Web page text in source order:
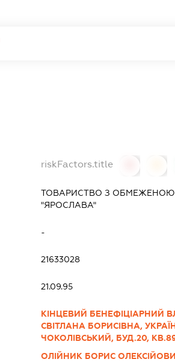
riskFactors.title
ТОВАРИСТВО З ОБМЕЖЕНОЮ
"ЯРОСЛАВА"
-
21633028
21.09.95
КІНЦЕВИЙ БЕНЕФІЦІАРНИЙ
СВІТЛАНА БОРИСІВНА,
ЧОКОЛІВСЬКИЙ, БУД.20,
ОЛІЙНИК БОРИС